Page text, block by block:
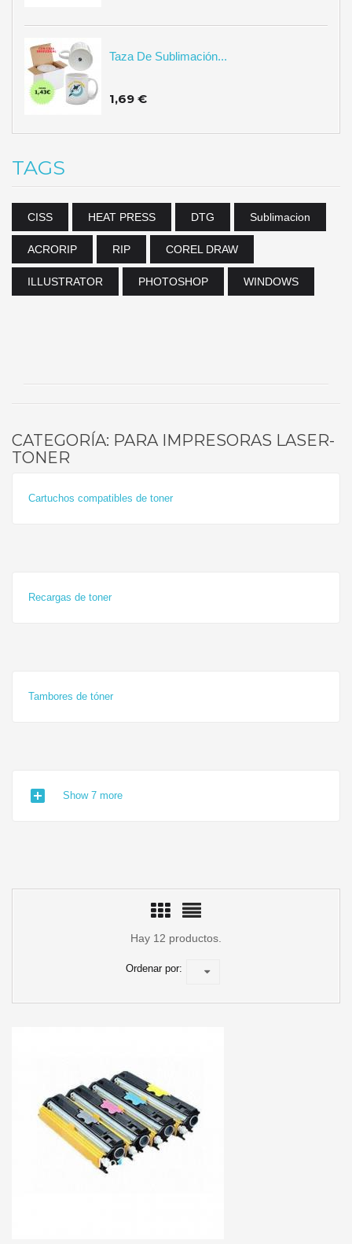
Taza De Sublimación...
1,69 €
TAGS
CISS HEAT PRESS DTG Sublimacion
ACRORIP RIP COREL DRAW
ILLUSTRATOR PHOTOSHOP WINDOWS
CATEGORÍA: PARA IMPRESORAS LASER-
TONER
Cartuchos compatibles de toner
Recargas de toner
Tambores de tóner
add_box Show 7 more
Hay 12 productos.
Ordenar por: